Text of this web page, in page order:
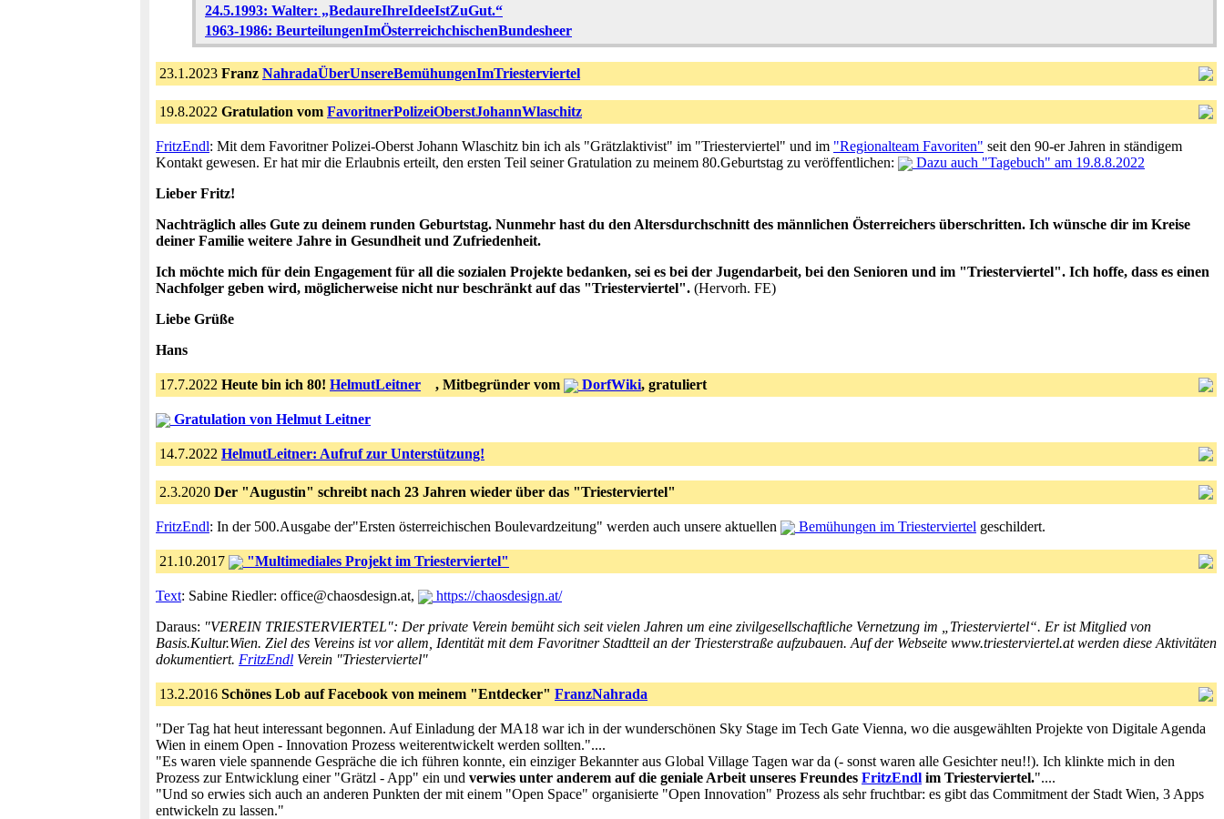
24.5.1993: Walter: „BedaureIhreIdeeIstZuGut.“
1963-1986: BeurteilungenImÖsterreichchischenBundesheer
23.1.2023 Franz NahradaÜberUnsereBemühungenImTriesterviertel
19.8.2022 Gratulation vom FavoritnerPolizeiOberstJohannWlaschitz
FritzEndl: Mit dem Favoritner Polizei-Oberst Johann Wlaschitz bin ich als "Grätzlaktivist" im "Triesterviertel" und im "Regionalteam Favoriten" seit den 90-er Jahren in ständigem
Kontakt gewesen. Er hat mir die Erlaubnis erteilt, den ersten Teil seiner Gratulation zu meinem 80.Geburtstag zu veröffentlichen:
Dazu auch "Tagebuch" am 19.8.8.2022
Lieber Fritz!
Nachträglich alles Gute zu deinem runden Geburtstag. Nunmehr hast du den Altersdurchschnitt des männlichen Österreichers überschritten. Ich wünsche dir im Kreise
deiner Familie weitere Jahre in Gesundheit und Zufriedenheit.
Ich möchte mich für dein Engagement für all die sozialen Projekte bedanken, sei es bei der Jugendarbeit, bei den Senioren und im "Triesterviertel". Ich hoffe, dass es einen
Nachfolger geben wird, möglicherweise nicht nur beschränkt auf das "Triesterviertel". (Hervorh. FE)
Liebe Grüße
Hans
17.7.2022 Heute bin ich 80! HelmutLeitner , Mitbegründer vom DorfWiki, gratuliert
Gratulation von Helmut Leitner
14.7.2022 HelmutLeitner: Aufruf zur Unterstützung!
2.3.2020 Der "Augustin" schreibt nach 23 Jahren wieder über das "Triesterviertel"
FritzEndl: In der 500.Ausgabe der"Ersten österreichischen Boulevardzeitung" werden auch unsere aktuellen Bemühungen im Triesterviertel geschildert.
21.10.2017 "Multimediales Projekt im Triesterviertel"
Text: Sabine Riedler: office@chaosdesign.at,
https://chaosdesign.at/
Daraus: "VEREIN TRIESTERVIERTEL": Der private Verein bemüht sich seit vielen Jahren um eine zivilgesellschaftliche Vernetzung im „Triesterviertel“. Er ist Mitglied von
Basis.Kultur.Wien. Ziel des Vereins ist vor allem, Identität mit dem Favoritner Stadtteil an der Triesterstraße aufzubauen. Auf der Webseite www.triesterviertel.at werden diese Aktivitäten
dokumentiert. FritzEndl Verein "Triesterviertel"
13.2.2016 Schönes Lob auf Facebook von meinem "Entdecker" FranzNahrada
"Der Tag hat heut interessant begonnen. Auf Einladung der MA18 war ich in der wunderschönen Sky Stage im Tech Gate Vienna, wo die ausgewählten Projekte von Digitale Agenda
Wien in einem Open - Innovation Prozess weiterentwickelt werden sollten."....
"Es waren viele spannende Gespräche die ich führen konnte, ein einziger Bekannter aus Global Village Tagen war da (- sonst waren alle Gesichter neu!!). Ich klinkte mich in den
Prozess zur Entwicklung einer "Grätzl - App" ein und verwies unter anderem auf die geniale Arbeit unseres Freundes FritzEndl im Triesterviertel."....
"Und so erwies sich auch an anderen Punkten der mit einem "Open Space" organisierte "Open Innovation" Prozess als sehr fruchtbar: es gibt das Commitment der Stadt Wien, 3 Apps
entwickeln zu lassen."